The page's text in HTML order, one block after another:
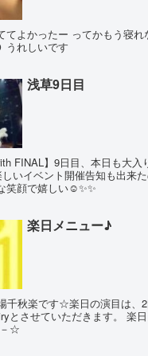
てよかったー ってかもう寝
うれしいです
浅草9日目
FINAL】9日目、本日も大入
しいイベント開催告知も出来
笑顔で嬉しい☺️✨✨
楽日メニュー♪
千秋楽です☆楽日の演目は、
とさせていただきます。 楽
☆